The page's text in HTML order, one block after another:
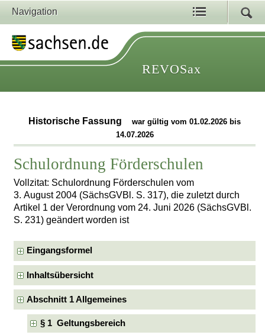
Navigation
REVOSax
Historische Fassung
war gültig vom 01.02.2026 bis
14.07.2026
Schulordnung Förderschulen
Vollzitat: Schulordnung Förderschulen vom
3. August 2004 (SächsGVBl. S. 317), die zuletzt durch
Artikel 1 der Verordnung vom 24. Juni 2026 (SächsGVBl.
S. 231) geändert worden ist
Eingangsformel
Inhaltsübersicht
Abschnitt 1 Allgemeines
§ 1 Geltungsbereich